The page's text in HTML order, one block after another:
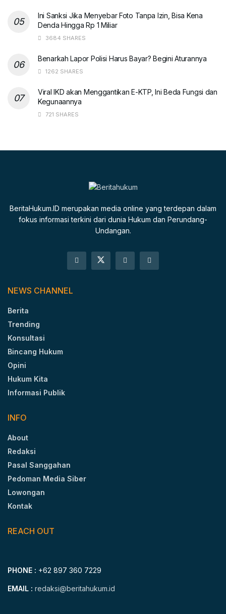
Ini Sanksi Jika Menyebar Foto Tanpa Izin, Bisa Kena
Denda Hingga Rp 1 Miliar
3684 SHARES
Benarkah Lapor Polisi Harus Bayar? Begini Aturannya
1262 SHARES
Viral IKD akan Menggantikan E-KTP, Ini Beda Fungsi dan
Kegunaannya
721 SHARES
BeritaHukum.ID merupakan media online yang terdepan dalam
fokus informasi terkini dari dunia Hukum dan Perundang-
Undangan.
NEWS CHANNEL
Berita
Trending
Konsultasi
Bincang Hukum
Opini
Hukum Kita
Informasi Publik
INFO
About
Redaksi
Pasal Sanggahan
Pedoman Media Siber
Lowongan
Kontak
REACH OUT
PHONE : +62 897 360 7229
EMAIL : redaksi@beritahukum.id